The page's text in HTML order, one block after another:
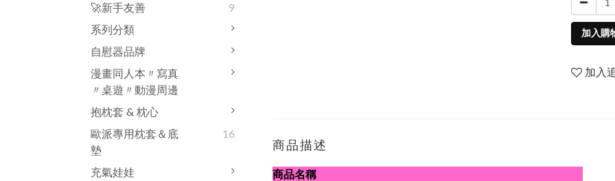
🚀新手友善
9
系列分類
自慰器品牌
漫畫同人本〃寫真
〃桌遊〃動漫周邊
抱枕套 & 枕心
歐派專用枕套＆底
墊
16
充氣娃娃
加入購
加入
商品描述
商品名稱